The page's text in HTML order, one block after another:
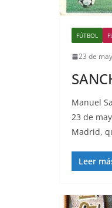
FÚTBOL
23 de
Manuel
23 de
Madrid,
Leer